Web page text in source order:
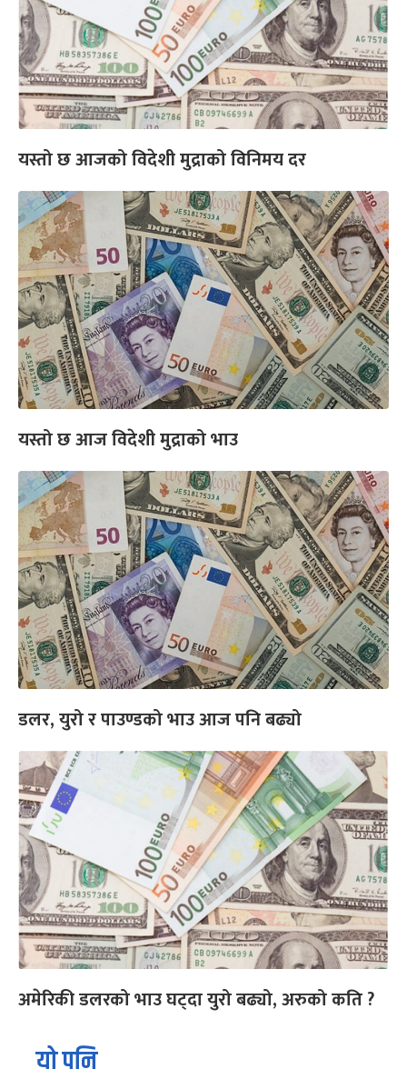
यस्तो छ आजको विदेशी मुद्राको विनिमय दर
यस्तो छ आज विदेशी मुद्राको भाउ
डलर, युरो र पाउण्डको भाउ आज पनि बढ्यो
अमेरिकी डलरको भाउ घट्दा युरो बढ्यो, अरुको कति ?